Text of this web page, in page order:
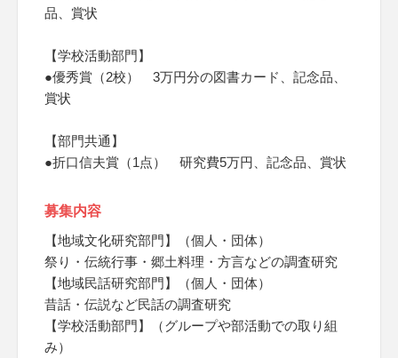
品、賞状
【学校活動部門】
●優秀賞（2校） 3万円分の図書カード、記念品、
賞状
【部門共通】
●折口信夫賞（1点） 研究費5万円、記念品、賞状
募集内容
【地域文化研究部門】（個人・団体）
祭り・伝統行事・郷土料理・方言などの調査研究
【地域民話研究部門】（個人・団体）
昔話・伝説など民話の調査研究
【学校活動部門】（グループや部活動での取り組
み）